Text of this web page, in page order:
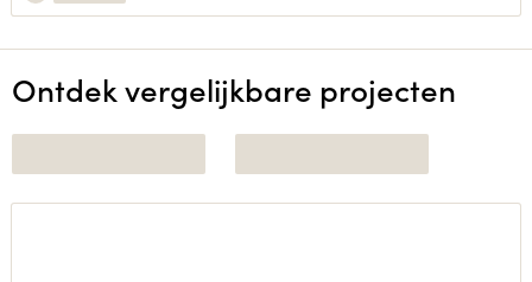
Ontdek vergelijkbare projecten